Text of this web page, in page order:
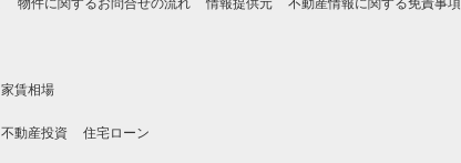
物件に関するお問合せの流れ 情報提供元 不動産情報に関する免責事項
家賃相場
不動産投資 住宅ローン